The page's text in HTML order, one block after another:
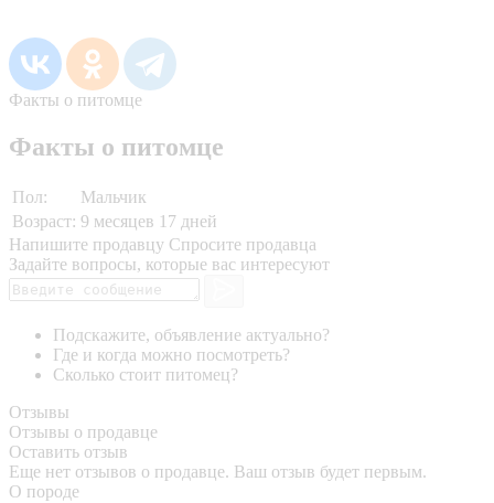
Факты о питомце
Факты о питомце
Пол:
Мальчик
Возраст: 9 месяцев 17 дней
Напишите продавцу Спросите продавца
Задайте вопросы, которые вас интересуют
Подскажите, объявление актуально?
Где и когда можно посмотреть?
Сколько стоит питомец?
Отзывы
Отзывы о продавце
Оставить отзыв
Еще нет отзывов о продавце. Ваш отзыв будет первым.
О породе